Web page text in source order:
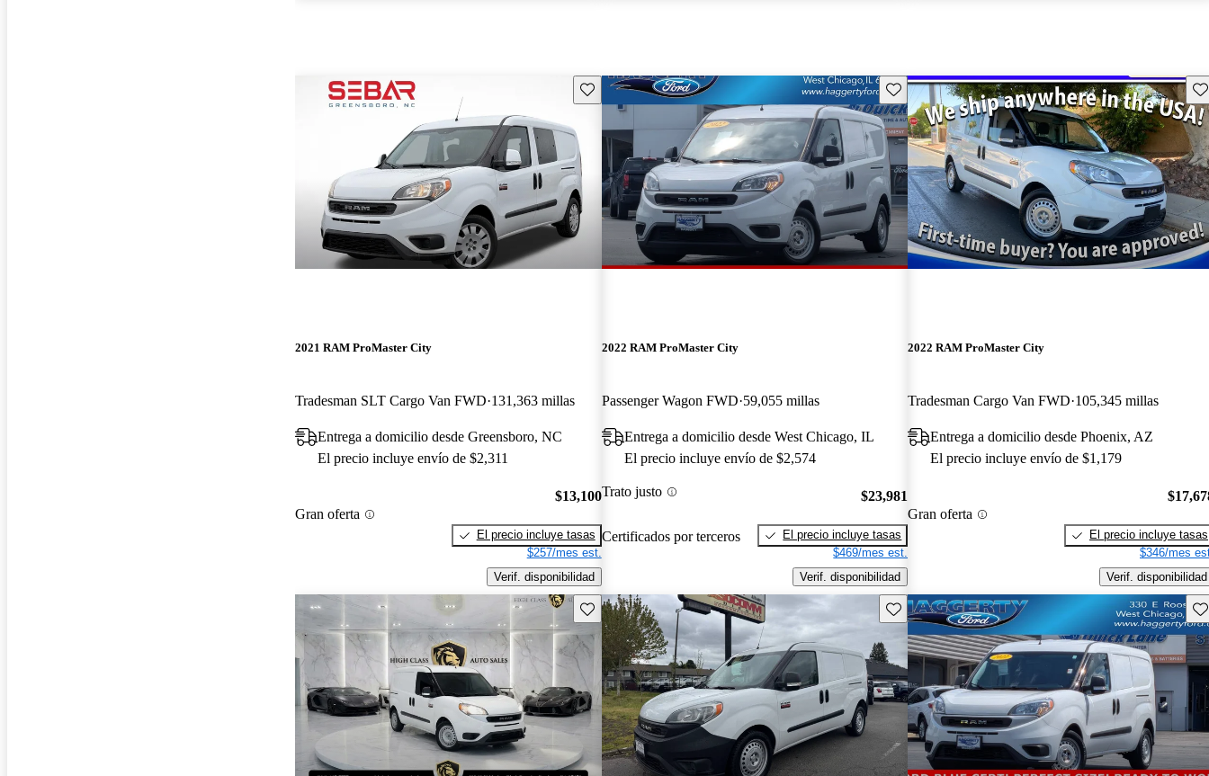
Guarda este Aviso
2021 RAM ProMaster City
Tradesman SLT Cargo Van FWD 131,363 millas
Entrega a domicilio desde Greensboro, NC
El precio incluye envío de $2,311
Gran oferta
$13,100
El precio incluye tasas
$257/mes est.
Verif. disponibilidad
Guarda este Aviso
2022 RAM ProMaster City
Passenger Wagon FWD 59,055 millas
Entrega a domicilio desde West Chicago, IL
El precio incluye envío de $2,574
Trato justo
Certificados por terceros
$23,981
El precio incluye tasas
$469/mes est.
Verif. disponibilidad
2022 RAM ProMaster City
Tradesman Cargo Van FWD 105,345 millas
Entrega a domicilio desde Phoenix, AZ
El precio incluye envío de $1,179
Gran oferta
El precio incluye tasas
$346/mes
Verif. disponibilidad
Guarda este Aviso Guarda este Aviso